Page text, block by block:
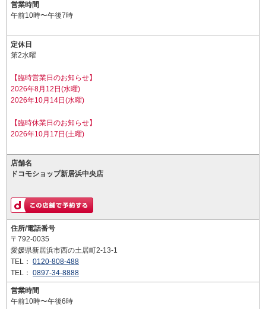
営業時間
午前10時〜午後7時
定休日
第2水曜
【臨時営業日のお知らせ】
2026年8月12日(水曜)
2026年10月14日(水曜)
【臨時休業日のお知らせ】
2026年10月17日(土曜)
店舗名
ドコモショップ新居浜中央店
住所/電話番号
〒792-0035
愛媛県新居浜市西の土居町2-13-1
TEL： 0120-808-488
TEL： 0897-34-8888
営業時間
午前10時〜午後6時